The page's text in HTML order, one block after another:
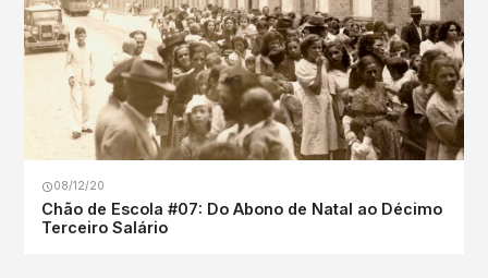
08/12/20
Chão de Escola #07: Do Abono de Natal ao Décimo
Terceiro Salário